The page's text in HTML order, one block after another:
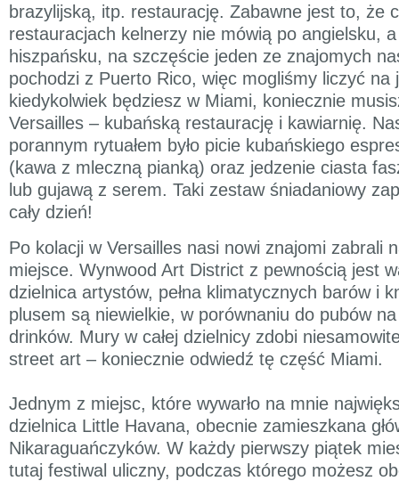
brazylijską, itp. restaurację. Zabawne jest to, że
restauracjach kelnerzy nie mówią po angielsku,
hiszpańsku, na szczęście jeden ze znajomych
pochodzi z Puerto Rico, więc mogliśmy liczyć na
kiedykolwiek będziesz w Miami, koniecznie
Versailles – kubańską restaurację i kawiarnię.
porannym rytuałem było picie kubańskiego
(kawa z mleczną pianką) oraz jedzenie ciasta
lub gujawą z serem. Taki zestaw śniadaniowy
cały dzień!
Po kolacji w Versailles nasi nowi znajomi zabrali
miejsce. Wynwood Art District z pewnością jest
dzielnica artystów, pełna klimatycznych barów i
plusem są niewielkie, w porównaniu do pubów
drinków. Mury w całej dzielnicy zdobi
street art – koniecznie odwiedź tę część Miami.
Jednym z miejsc, które wywarło na mnie
dzielnica Little Havana, obecnie zamieszkana
Nikaraguańczyków. W każdy pierwszy piątek
tutaj festiwal uliczny, podczas którego możesz